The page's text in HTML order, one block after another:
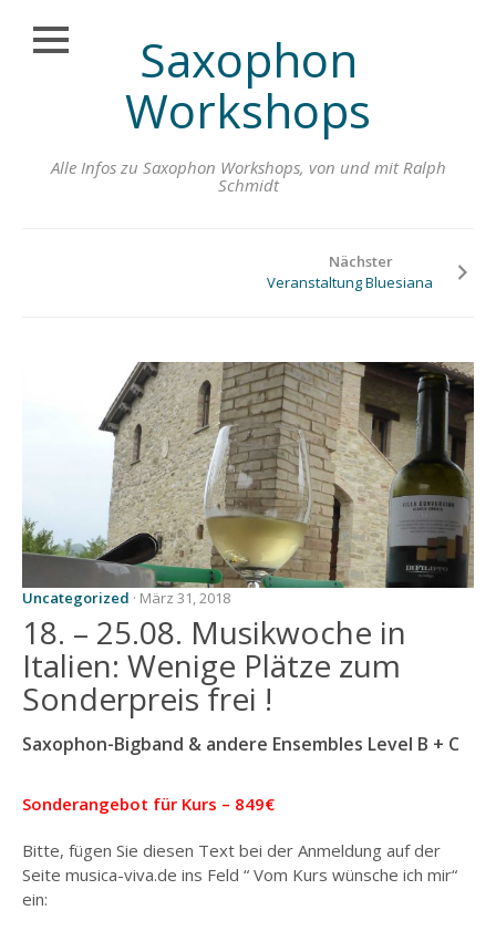
Saxophon
Workshops
Alle Infos zu Saxophon Workshops, von und mit Ralph
Schmidt
Schließen
ÜBUNGSKONZEPT
SAXOPHONLERNEN
ONLINE PREMIUM
FEEDBACK ZUM
UNTERRICHTSANGEBOT
LEARNMUSIC-LIVE-
WORKSHOP
INHALTE
LERNKONZEPT
UNTERRICHT
WORKSHOP
Nächster
Veranstaltung Bluesiana
Uncategorized · März 31, 2018
18. – 25.08. Musikwoche in
Italien: Wenige Plätze zum
Sonderpreis frei !
Saxophon-Bigband & andere Ensembles Level B + C
Sonderangebot für Kurs – 849€
Bitte, fügen Sie diesen Text bei der Anmeldung auf der
Seite musica-viva.de ins Feld “ Vom Kurs wünsche ich mir“
ein: